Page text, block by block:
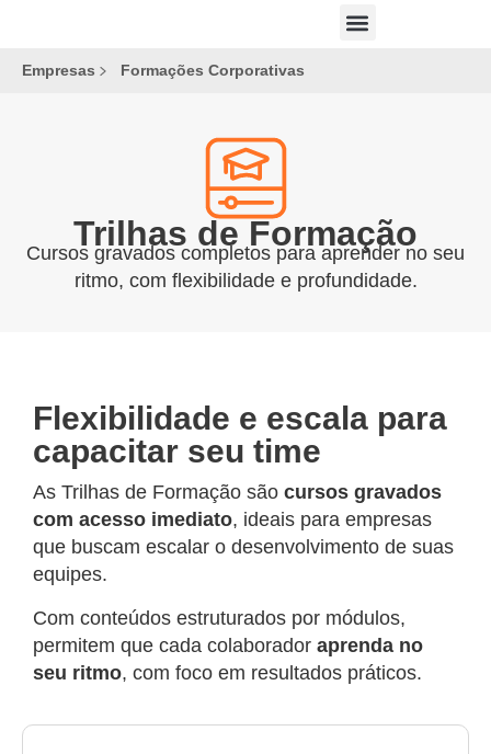
Empresas Formações Corporativas
Trilhas de Formação
Cursos gravados completos para aprender no seu
ritmo, com flexibilidade e profundidade.
Flexibilidade e escala para
capacitar seu time
As Trilhas de Formação são cursos gravados
com acesso imediato, ideais para empresas
que buscam escalar o desenvolvimento de suas
equipes.
Com conteúdos estruturados por módulos,
permitem que cada colaborador aprenda no
seu ritmo, com foco em resultados práticos.